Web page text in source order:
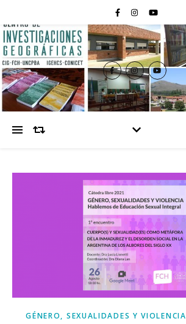
GÉNERO, SEXUALIDADES Y VIOLENCIA